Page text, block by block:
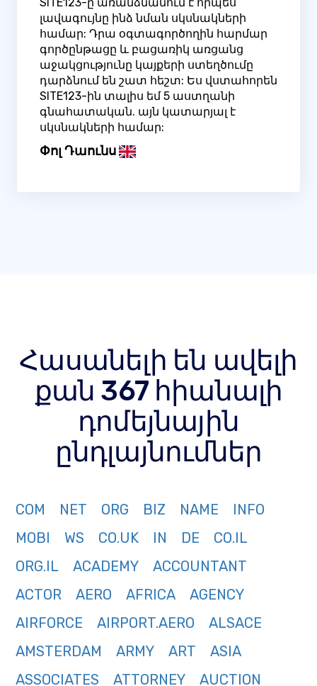
լավագույնը ինձ նման սկսնակների
համար: Դրա օգտագործողին հարմար
գործընթացը և բացառիկ առցանց
աջակցությունը կայքերի ստեղծումը
դարձնում են շատ հեշտ: Ես վստահորեն
SITE123-ին տալիս եմ 5 աստղանի
գնահատական. այն կատարյալ է
սկսնակների համար:
Փոլ Դաունս
Հասանելի են ավելի
քան 367 հիանալի
դոմեյնային
ընդլայնումներ
COM NET ORG BIZ NAME
INFO
MOBI
WS CO.UK IN DE
CO.IL
ORG.IL
ACADEMY
ACCOUNTANT
ACTOR
AERO AFRICA
AGENCY
AIRFORCE
AIRPORT.AERO
ALSACE
AMSTERDAM
ARMY ART
ASIA
ASSOCIATES
ATTORNEY
AUCTION